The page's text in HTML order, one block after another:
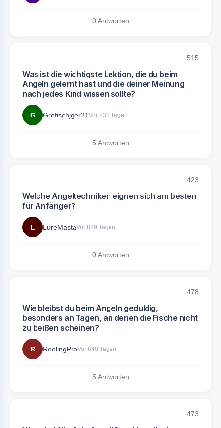
0 Antworten
515
Was ist die wichtigste Lektion, die du beim
Angeln gelernt hast und die deiner Meinung
nach jedes Kind wissen sollte?
G Grofischjger21 Vor 832 Tagen
5 Antworten
423
Welche Angeltechniken eignen sich am besten
für Anfänger?
L LureMastaVor 839 Tagen
0 Antworten
478
Wie bleibst du beim Angeln geduldig,
besonders an Tagen, an denen die Fische nicht
zu beißen scheinen?
R ReelingProVor 840 Tagen
5 Antworten
473